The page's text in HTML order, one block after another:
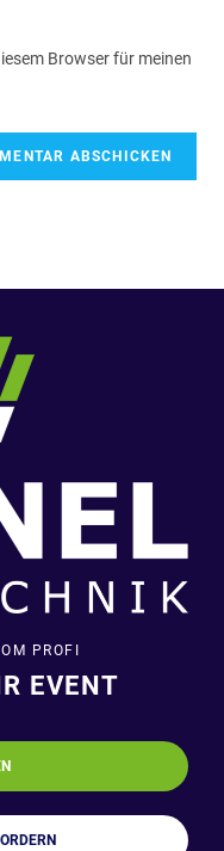
Browser für meinen
PROFI
EVENT